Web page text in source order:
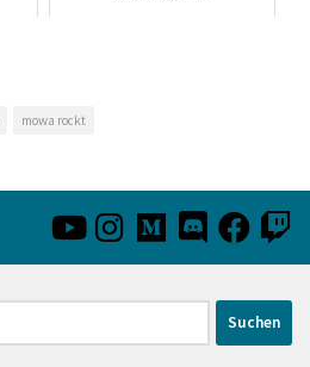
mowa rockt